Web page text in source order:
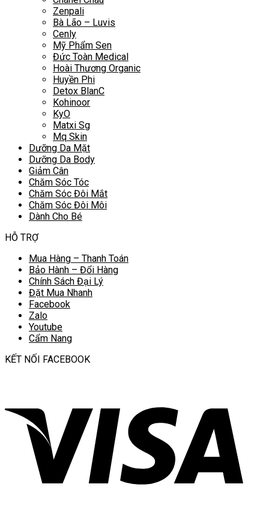
Zenpali
Bà Lão – Luvis
Cenly
Mỹ Phẩm Sen
Đức Toàn Medical
Hoài Thương Organic
Huyền Phi
Detox BlanC
Kohinoor
KyO
Matxi Sg
Mq Skin
Dưỡng Da Mặt
Dưỡng Da Body
Giảm Cân
Chăm Sóc Tóc
Chăm Sóc Đôi Mắt
Chăm Sóc Đôi Môi
Dành Cho Bé
HỖ TRỢ
Mua Hàng – Thanh Toán
Bảo Hành – Đổi Hàng
Chính Sách Đại Lý
Đặt Mua Nhanh
Facebook
Zalo
Youtube
Cẩm Nang
KẾT NỐI FACEBOOK